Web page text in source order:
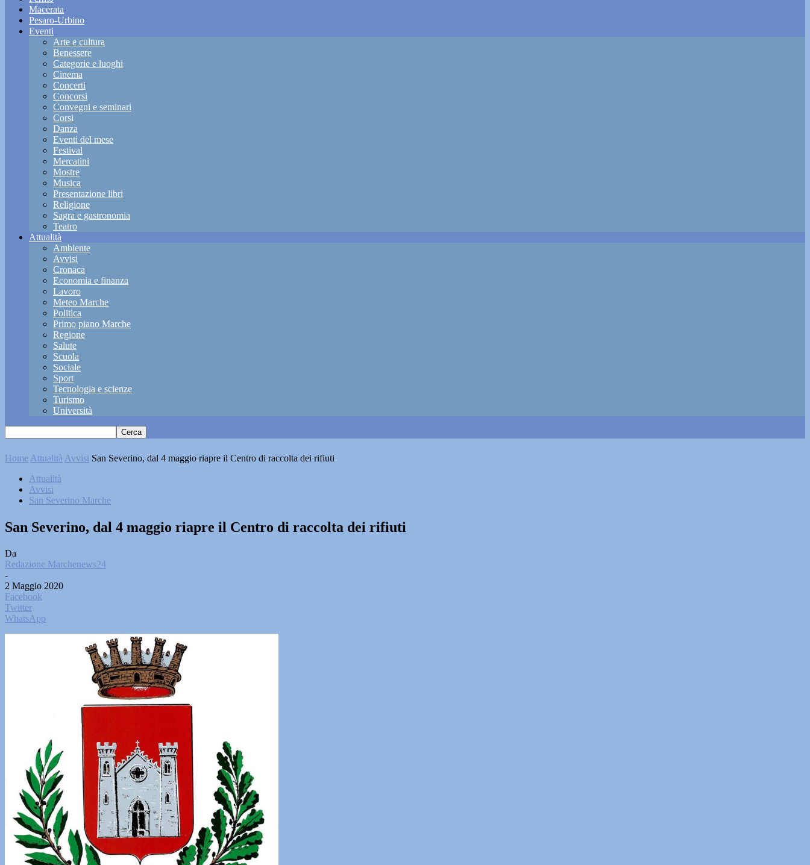
Macerata
Pesaro-Urbino
Eventi
Arte e cultura
Benessere
Categorie e luoghi
Cinema
Concerti
Concorsi
Convegni e seminari
Corsi
Danza
Eventi del mese
Festival
Mercatini
Mostre
Musica
Presentazione libri
Religione
Sagra e gastronomia
Teatro
Attualità
Ambiente
Avvisi
Cronaca
Economia e finanza
Lavoro
Meteo Marche
Politica
Primo piano Marche
Regione
Salute
Scuola
Sociale
Sport
Tecnologia e scienze
Turismo
Università
Home Attualità Avvisi San Severino, dal 4 maggio riapre il Centro di raccolta dei rifiuti
Attualità
Avvisi
San Severino Marche
San Severino, dal 4 maggio riapre il Centro di raccolta dei rifiuti
Da
Redazione Marchenews24
-
2 Maggio 2020
Facebook
Twitter
WhatsApp